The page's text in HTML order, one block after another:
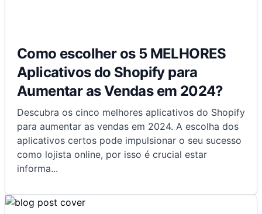
Como escolher os 5 MELHORES
Aplicativos do Shopify para
Aumentar as Vendas em 2024?
Descubra os cinco melhores aplicativos do Shopify
para aumentar as vendas em 2024. A escolha dos
aplicativos certos pode impulsionar o seu sucesso
como lojista online, por isso é crucial estar
informa...